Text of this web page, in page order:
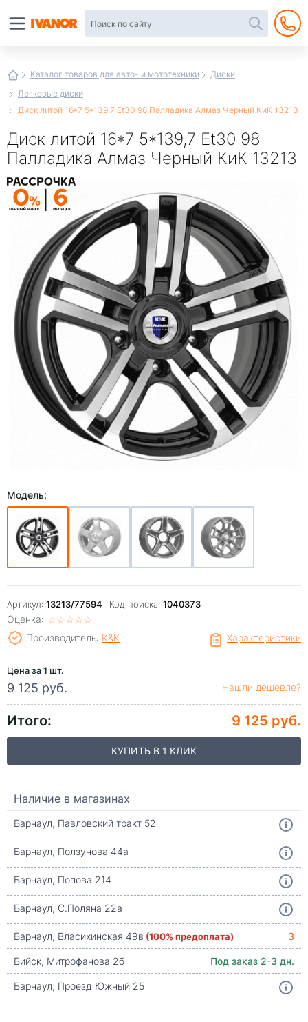
Каталог товаров для авто- и мототехники
Диски
Легковые диски
Диск литой 16*7 5*139,7 Et30 98 Палладика Алмаз Черный КиК 13213
Диск литой 16*7 5*139,7 Et30 98
Палладика Алмаз Черный КиК 13213
Модель:
Артикул: 13213/77594 Код поиска: 1040373
Оценка: ☆☆☆☆☆
★★★★★
Характеристики
Производитель: K&K
Цена за 1 шт.
9 125 руб. Нашли дешевле?
Итого: 9 125 руб.
КУПИТЬ В 1 КЛИК
Наличие в магазинах
Барнаул, Павловский тракт 52
Барнаул, Ползунова 44а
Барнаул, Попова 214
Барнаул, С.Поляна 22а
Барнаул, Власихинская 49в (100% предоплата)
3
Бийск, Митрофанова 2б
Под заказ 2-3 дн.
Барнаул, Проезд Южный 25
интернет-